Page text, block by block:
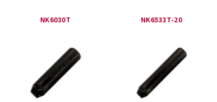
NK6030T NK6533T-20